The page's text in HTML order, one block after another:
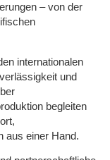
– von der
internationalen
und
begleiten
aus einer Hand.